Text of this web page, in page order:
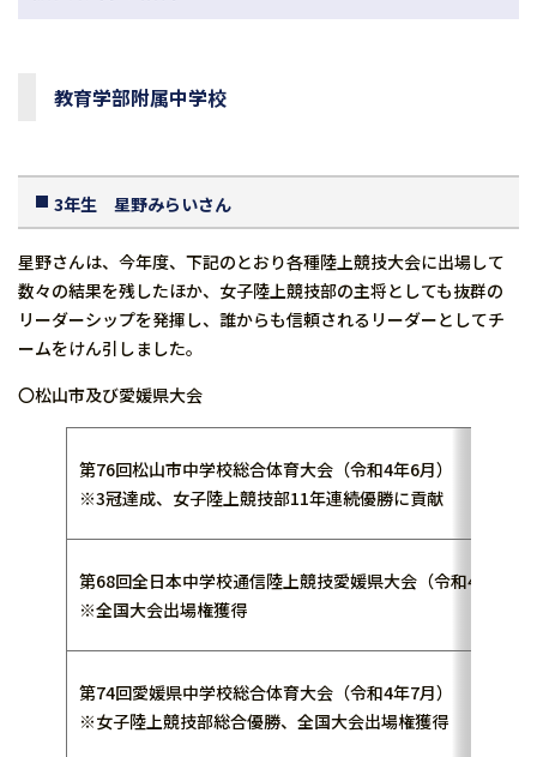
教育学部附属中学校
3年生 星野みらいさん
星野さんは、今年度、下記のとおり各種陸上競技大会に出場して
数々の結果を残したほか、女子陸上競技部の主将としても抜群の
リーダーシップを発揮し、誰からも信頼されるリーダーとしてチ
ームをけん引しました。
〇松山市及び愛媛県大会
第76回松山市中学校総合体育大会（令和4年6月）
※3冠達成、女子陸上競技部11年連続優勝に貢献
第68回全日本中学校通信陸上競技愛媛県大会（令和4年7月）
※全国大会出場権獲得
第74回愛媛県中学校総合体育大会（令和4年7月）
※女子陸上競技部総合優勝、全国大会出場権獲得